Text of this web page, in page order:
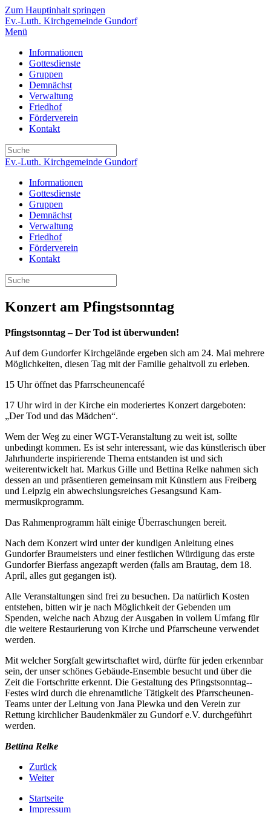
Zum Hauptinhalt springen
Ev.-Luth. Kirchgemeinde Gundorf
Menü
Informationen
Gottesdienste
Gruppen
Demnächst
Verwaltung
Friedhof
Förderverein
Kontakt
Ev.-Luth. Kirchgemeinde Gundorf
Informationen
Gottesdienste
Gruppen
Demnächst
Verwaltung
Friedhof
Förderverein
Kontakt
Konzert am Pfingstsonntag
Pfingstsonntag – Der Tod ist über­wunden!
Auf dem Gundorfer Kirchgelände ergeben sich am 24. Mai mehrere
Möglichkeiten, diesen Tag mit der Familie gehaltvoll zu erleben.
15 Uhr öffnet das Pfarrscheunencafé
17 Uhr wird in der Kirche ein mode­riertes Konzert dargeboten:
„Der Tod und das Mädchen“.
Wem der Weg zu einer WGT­-Veran­staltung zu weit ist, sollte
unbedingt kommen. Es ist sehr interessant, wie das künstlerisch über
Jahrhunderte inspirierende Thema entstanden ist und sich
weiterentwickelt hat. Markus Gille und Bettina Relke nahmen sich
dessen an und präsen­tieren gemeinsam mit Künstlern aus Freiberg
und Leipzig ein abwechs­lungsreiches Gesangs­und Kam­
mermusikprogramm.
Das Rahmenprogramm hält einige Überraschungen bereit.
Nach dem Konzert wird unter der kundigen Anleitung eines
Gundorfer Braumeisters und einer festlichen Würdigung das erste
Gundorfer Bierfass angezapft werden (falls am Brautag, dem 18.
April, alles gut ge­gangen ist).
Alle Veranstaltungen sind frei zu be­suchen. Da natürlich Kosten
entste­hen, bitten wir je nach Möglichkeit der Gebenden um
Spenden, welche nach Abzug der Ausgaben in vollem Umfang für
die weitere Restaurie­rung von Kirche und Pfarrscheune verwendet
werden.
Mit welcher Sorgfalt gewirtschaftet wird, dürfte für jeden erkennbar
sein, der unser schönes Gebäude­-Ensemble besucht und über die
Zeit die Fortschritte erkennt. Die Gestaltung des Pfingstsonntag-­
Festes wird durch die ehrenamtliche Tätigkeit des Pfarrscheunen­-
Teams unter der Leitung von Jana Plewka und den Verein zur
Rettung kirchli­cher Baudenkmäler zu Gundorf e.V. durchgeführt
werden.
Bettina Relke
Zurück
Weiter
Startseite
Impressum